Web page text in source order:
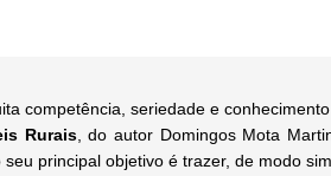
competência, seriedade e
Rurais, do autor Domingos Mota
principal objetivo é trazer, de modo